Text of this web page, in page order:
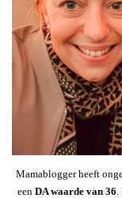
Mamablogger heeft
een DA waarde van 36